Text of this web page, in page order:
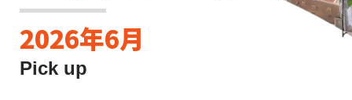
2026年6月
Pick up